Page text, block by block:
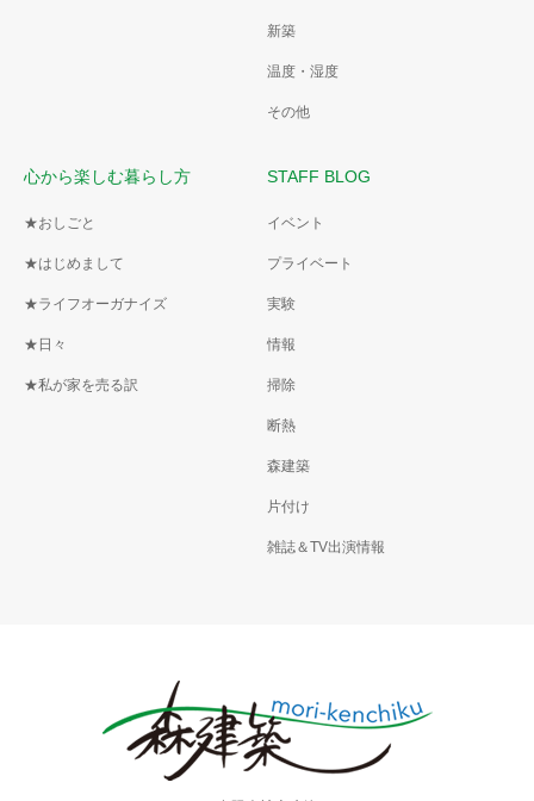
新築
温度・湿度
その他
心から楽しむ暮らし方
★おしごと
★はじめまして
★ライフオーガナイズ
★日々
★私が家を売る訳
STAFF BLOG
イベント
プライベート
実験
情報
掃除
断熱
森建築
片付け
雑誌＆TV出演情報